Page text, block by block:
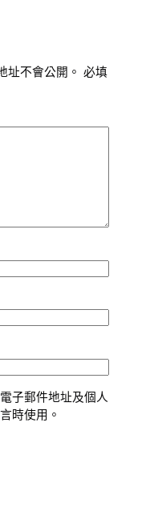
址不會公開。 必填
子郵件地址及個人
時使用。